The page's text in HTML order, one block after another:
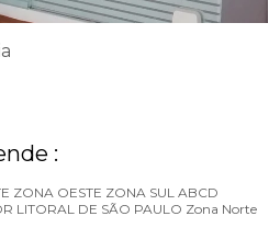
:
ZONA OESTE ZONA SUL ABCD
LITORAL DE SÃO PAULO Zona Norte